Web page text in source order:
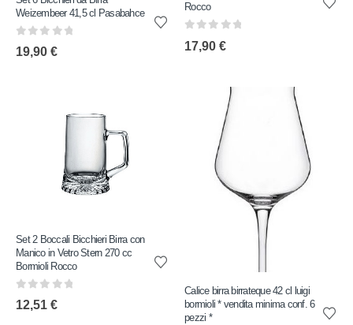
Weizembeer 41,5 cl Pasabahce
0 out of 5
19,90 €
Rocco
17,90 €
Set 2 Boccali Bicchieri Birra con
Manico in Vetro Stern 270 cc
Bormioli Rocco
0 out of 5
12,51 €
Calice birra birrateque 42 cl luigi
bormioli * vendita minima conf. 6
pezzi *